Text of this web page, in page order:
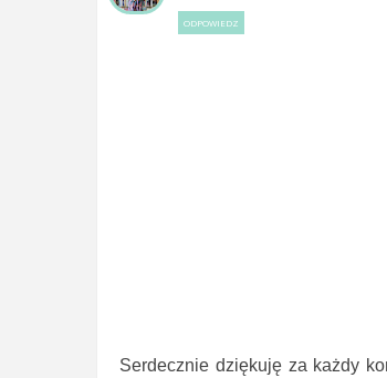
ODPOWIEDZ
Serdecznie dziękuję za każdy